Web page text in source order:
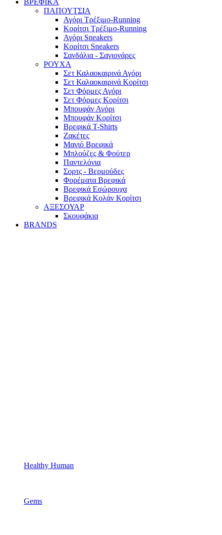
ΒΡΕΦΙΚΑ
ΠΑΠΟΥΤΣΙΑ
Αγόρι Τρέξιμο-Running
Κορίτσι Τρέξιμο-Running
Αγόρι Sneakers
Κορίτσι Sneakers
Σανδάλια - Σαγιονάρες
ΡΟΥΧΑ
Σετ Καλαοκαιρινά Αγόρι
Σετ Καλαοκαιρινά Κορίτσι
Σετ Φόρμες Αγόρι
Σετ Φόρμες Κορίτσι
Mπουφάν Αγόρι
Mπουφάν Κορίτσι
Βρεφικά T-Shirts
Ζακέτες
Μαγιό Βρεφικά
Mπλούζες & Φούτερ
Παντελόνια
Σορτς - Βερμούδες
Φορέματα Βρεφικά
Βρεφικά Εσώρουχα
Βρεφικά Κολάν Κορίτσι
ΑΞΕΣΟΥΑΡ
Σκουφάκια
BRANDS
Healthy Human
Gems